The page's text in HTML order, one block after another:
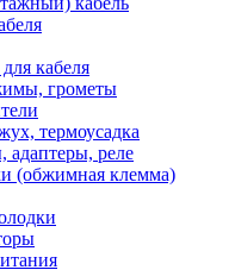
кабеля
грометы
термоусадка
адаптеры, реле
(обжимная клемма)